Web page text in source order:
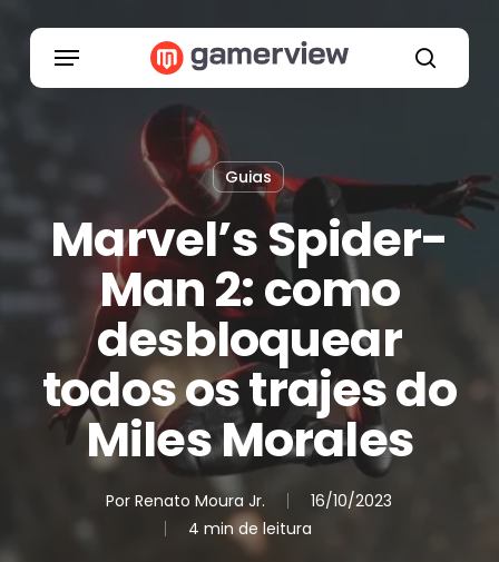
search
Menu
Guias
Marvel’s Spider-
Man 2: como
desbloquear
todos os trajes do
Miles Morales
Por Renato Moura Jr.
16/10/2023
4 min de leitura